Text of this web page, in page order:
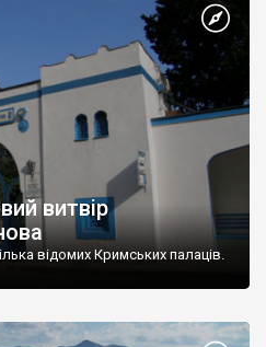
витвір
відомих Кримських палаців.